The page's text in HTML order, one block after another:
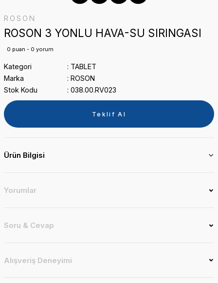
ROSON
ROSON 3 YONLU HAVA-SU SIRINGASI
0 puan - 0 yorum
Kategori
TABLET
Marka
ROSON
Stok Kodu
038.00.RV023
Teklif Al
Ürün Bilgisi
Yorumlar
Soru & Cevap
Alışveriş Deneyimi